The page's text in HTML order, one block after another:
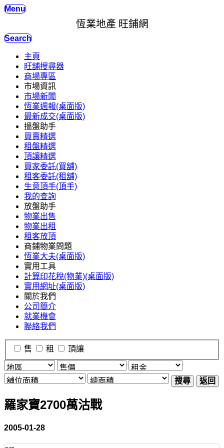
Menu
恆業地產 旺鋪網
Search
主頁
旺舖搜尋器
商場專區
市場資訊
市場新聞
恆業週報(桌面版)
最新成交(桌面版)
搵盤助手
買賣精選
租盤精選
頂讓精選
買家委託(買舖)
租客委託(租舖)
生意頂手(頂手)
我的查詢
放盤助手
物業出售
物業出租
租客放頂
商鋪物業問題
恆業大夫(桌面版)
實用工具
計算印花稅(物業)(桌面版)
實用網址(桌面版)
關於我們
公司簡介
就業機會
聯絡我們
售 租 頂讓
搜尋 返回
羅家寶2700萬沽戰
2005-01-28